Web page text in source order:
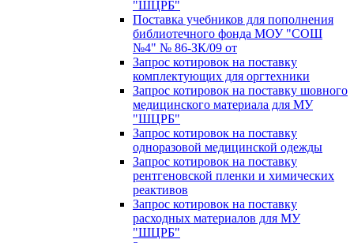
"ШЦРБ"
Поставка учебников для пополнения
библиотечного фонда МОУ "СОШ
№4" № 86-ЗК/09 от
Запрос котировок на поставку
комплектующих для оргтехники
Запрос котировок на поставку шовного
медицинского материала для МУ
"ШЦРБ"
Запрос котировок на поставку
одноразовой медицинской одежды
Запрос котировок на поставку
рентгеновской пленки и химических
реактивов
Запрос котировок на поставку
расходных материалов для МУ
"ШЦРБ"